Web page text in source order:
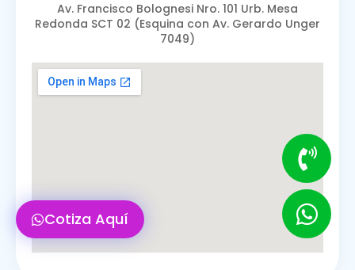
Av. Francisco Bolognesi Nro. 101 Urb. Mesa
Redonda SCT 02 (Esquina con Av. Gerardo Unger
7049)
Cotiza Aquí